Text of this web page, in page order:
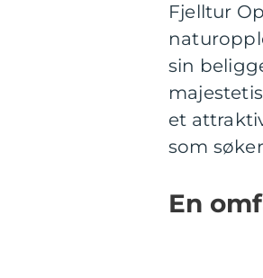
Fjelltur
sin
et
som
En